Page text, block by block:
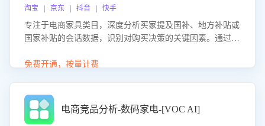
淘宝 | 京东 | 抖音 | 快手
专注于电商家具类目，深度分析买家提及国补、地方补贴或
国家补贴的会话数据，识别对购买决策的关键因素。通过AI
化策略，助力商家利用国补政策提升GMV。
免费开通，按量计费
电商竞品分析-数码家电-[VOC AI]